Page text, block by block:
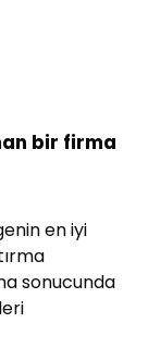
bir firma
en iyi
sonucunda